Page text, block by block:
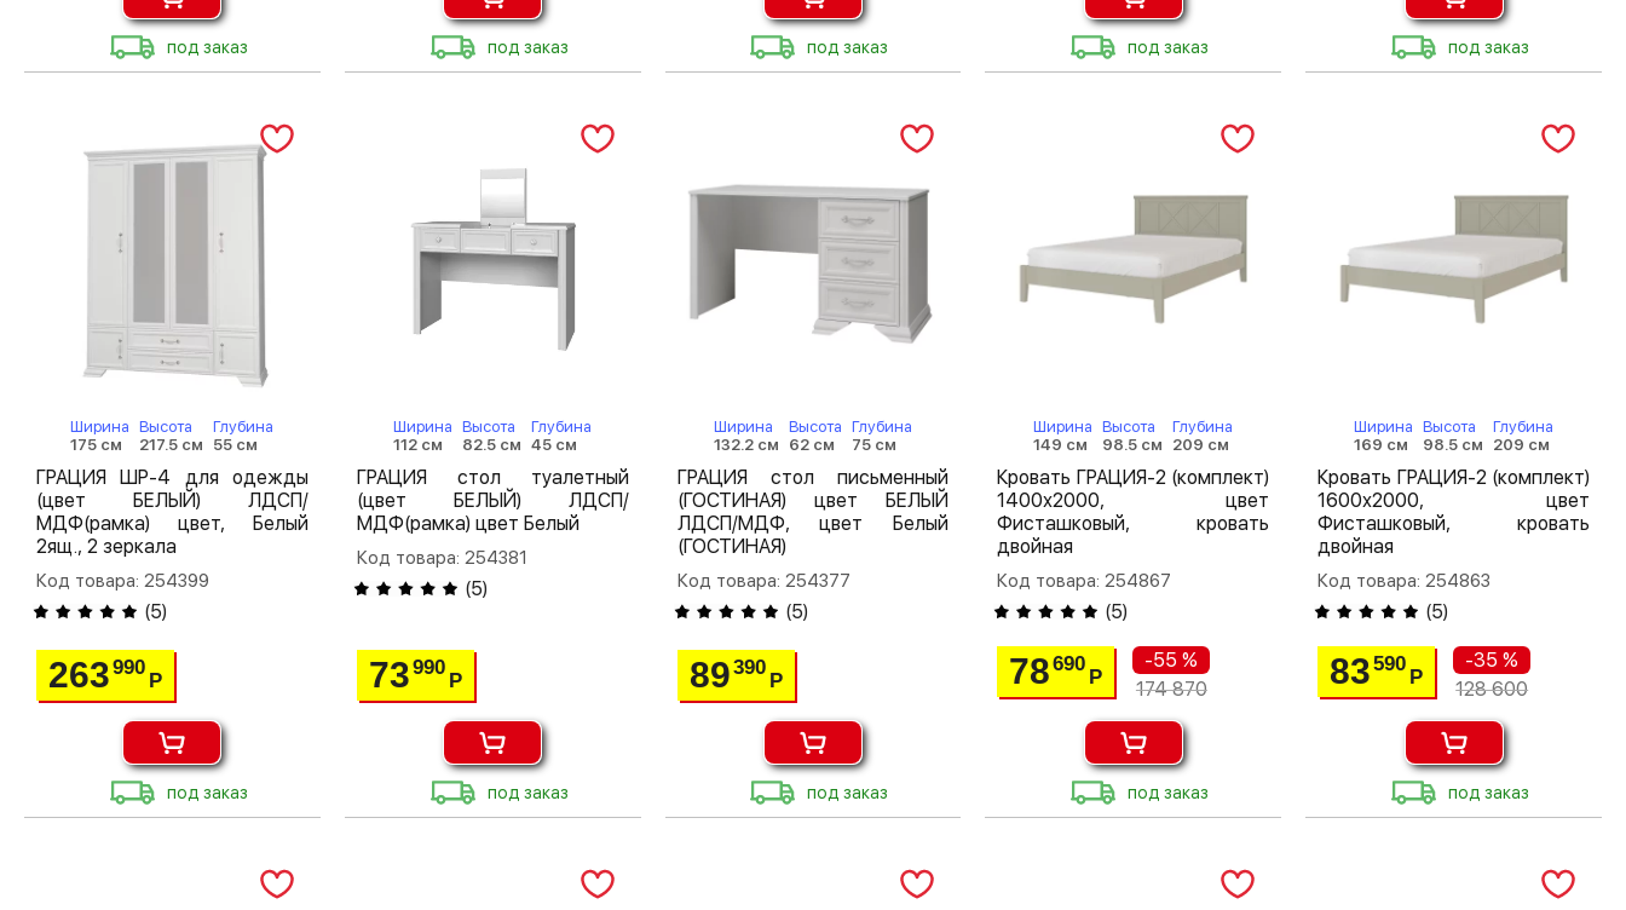
под заказ под заказ под заказ под заказ под заказ
Ширина
175 см
Высота
217.5 см
Глубина
55 см
ГРАЦИЯ ШР-4 для одежды
(цвет БЕЛЫЙ) ЛДСП/
МДФ(рамка) цвет, Белый
2ящ., 2 зеркала
Код товара: 254399
(5)
263990
Р
под заказ
Ширина
112 см
Высота
82.5 см
Глубина
45 см
ГРАЦИЯ стол туалетный
(цвет БЕЛЫЙ) ЛДСП/
МДФ(рамка) цвет Белый
Код товара: 254381
(5)
73990
Р
под заказ
Ширина
132.2 см
Высота
62 см
Глубина
75 см
ГРАЦИЯ стол письменный
(ГОСТИНАЯ) цвет БЕЛЫЙ
ЛДСП/МДФ, цвет Белый
(ГОСТИНАЯ)
Код товара: 254377
(5)
89390
Р
под заказ
Ширина
149 см
Высота
98.5 см
Глубина
209 см
Кровать ГРАЦИЯ-2 (комплект)
1400х2000, цвет
Фисташковый, кровать
двойная
Код товара: 254867
(5)
78690
Р
-55 %
174 870
под заказ
Ширина
169 см
Высота
98.5 см
Глубина
209 см
Кровать ГРАЦИЯ-2 (комплект)
1600х2000, цвет
Фисташковый, кровать
двойная
Код товара: 254863
(5)
83590
Р
-35 %
128 600
под заказ